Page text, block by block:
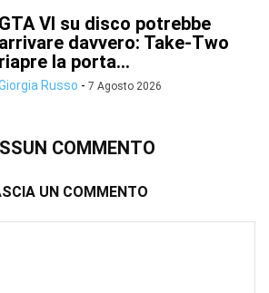
GTA VI su disco potrebbe
arrivare davvero: Take-Two
riapre la porta...
Russo - 7 Agosto 2026
COMMENTO
UN COMMENTO